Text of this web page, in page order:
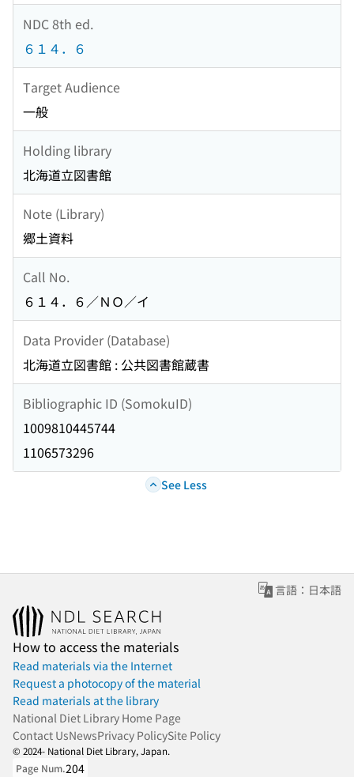
NDC 8th ed.
６１４．６
Target Audience
一般
Holding library
北海道立図書館
Note (Library)
郷土資料
Call No.
６１４．６／ＮＯ／イ
Data Provider (Database)
北海道立図書館 : 公共図書館蔵書
Bibliographic ID (SomokuID)
1009810445744
1106573296
See Less
言語：日本語
How to access the materials
Read materials via the Internet
Request a photocopy of the material
Read materials at the library
National Diet Library Home Page
Contact UsNewsPrivacy PolicySite Policy
© 2024- National Diet Library, Japan.
Page Num.204